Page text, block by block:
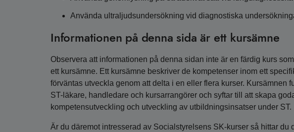
Använda ultraljudsundersökning vid diagnostiska
Informationen på denna sida är ett kursämne
Observera att informationen på denna sidan inte är en färdig kurs
ett kursämne. Ett kursämne beskriver de kompetenser inom ett
förväntas utveckla genom att delta i en eller flera kurser. Kursämnen
ST-läkare, handledare och kursarrangörer och syftar till att skapa
kompetensutveckling och utveckling av utbildningsinsatser under ST.
Är du däremot intresserad av Socialstyrelsens SK-kurser så hittar du